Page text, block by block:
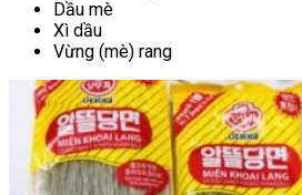
Dầu mè
Xì dầu
Vừng (mè) rang